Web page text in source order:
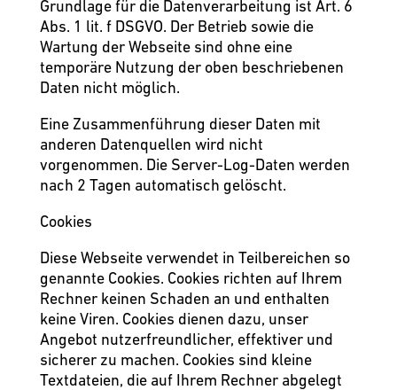
Grundlage für die Datenverarbeitung ist Art. 6
Abs. 1 lit. f DSGVO. Der Betrieb sowie die
Wartung der Webseite sind ohne eine
temporäre Nutzung der oben beschriebenen
Daten nicht möglich.
Eine Zusammenführung dieser Daten mit
anderen Datenquellen wird nicht
vorgenommen. Die Server-Log-Daten werden
nach 2 Tagen automatisch gelöscht.
Cookies
Diese Webseite verwendet in Teilbereichen so
genannte Cookies. Cookies richten auf Ihrem
Rechner keinen Schaden an und enthalten
keine Viren. Cookies dienen dazu, unser
Angebot nutzerfreundlicher, effektiver und
sicherer zu machen. Cookies sind kleine
Textdateien, die auf Ihrem Rechner abgelegt